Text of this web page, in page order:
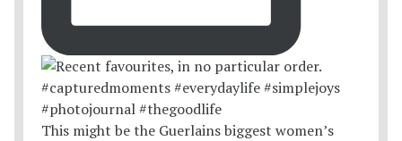
This might be the Guerlains biggest women’s